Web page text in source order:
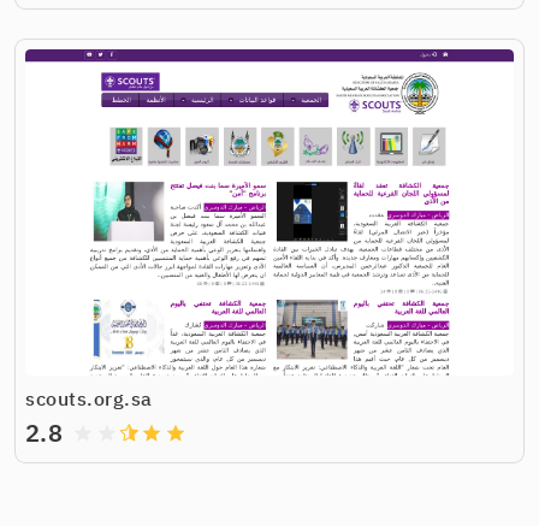
scouts.org.sa
grade
grade
2.8